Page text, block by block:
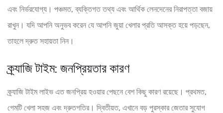
এবং নির্ভরযোগ্য। পঞ্চমত, ব্যক্তিগত তথ্য এবং আর্থিক লেনদেনের নিরাপত্তা বজায়
রাখুন। যদি আপনি অনুভব করেন যে আপনি জুয়া খেলার প্রতি আসক্ত হয়ে পড়ছেন,
তাহলে দ্রুত সহায়তা নিন।
ক্র্যাজি টাইম: জনপ্রিয়তার কারণ
ক্র্যাজি টাইম লাইভ এত জনপ্রিয় হওয়ার পেছনে বেশ কিছু কারণ রয়েছে। প্রথমত,
গেমটি খেলা সহজ এবং দ্রুতগতির। দ্বিতীয়ত, এখানে বড় পুরস্কার জেতার সুযোগ